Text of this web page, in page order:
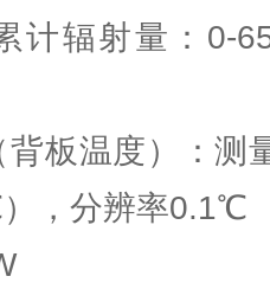
计辐射量：0-
板温度）：测
，分辨率0.1℃